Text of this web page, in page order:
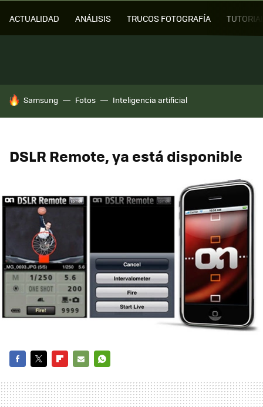
ACTUALIDAD ANÁLISIS TRUCOS FOTOGRAFÍA
HOY SE HABLA DE
Samsung Fotos Inteligencia artificial
DSLR Remote, ya está disponible
MAIL